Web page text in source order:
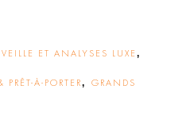
ET ANALYSES LUXE ,
À-PORTER, GRANDS